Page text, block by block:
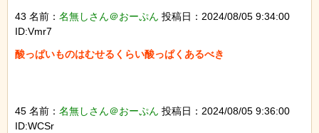
43 名前： 名無しさん＠おーぷん 投稿日：2024/08/05 9:34:00
ID:Vmr7
酸っぱいものはむせるくらい酸っぱくあるべき
45 名前： 名無しさん＠おーぷん 投稿日：2024/08/05 9:36:00
ID:WCSr